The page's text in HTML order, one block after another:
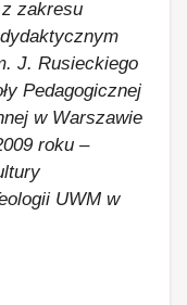
zakresu
J. Rusieckiego
Pedagogicznej
w Warszawie
roku –
UWM w